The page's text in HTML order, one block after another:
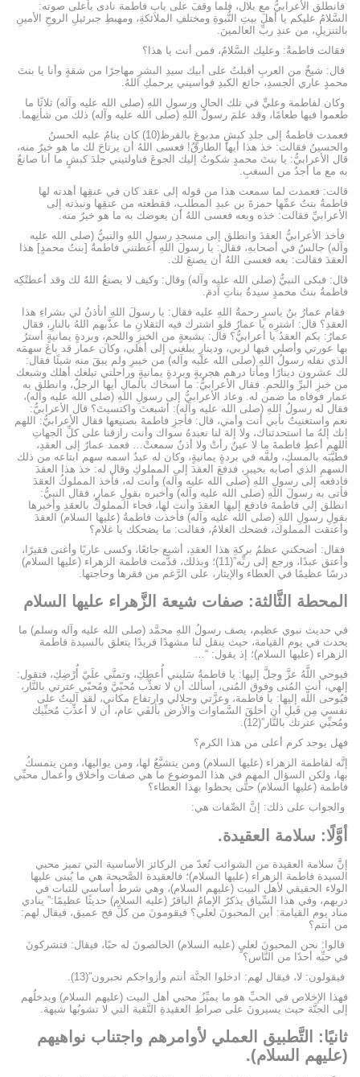
فانطلق الأعرابيُّ مع بلال، فلما وقفَ على بابِ فاطمة نادى بأعلى صوته:
السَّلامُ عليكم يا أهلَ بيتِ النُّبوةِ ومختلفِ الملائكةِ، ومهبطِ جبرئيلِ الروحِ الأمينِ
بالتنزيلِ، من عندِ ربِّ العالمينَ.
فقالت فاطمةُ: وعليك السَّلامُ، فمن أنت يا هذا؟
قال: شيخٌ من العربِ أقبلتُ على أبيك سيدِ البشرِ مهاجرًا من شقةٍ وأنا يا بنتَ
محمدٍ عاري الجسدِ، جائع الكبدِ فواسيني يرحمكِ اللهُ.
وكان لفاطمة وعليٍّ في تلك الحالِ ورسولِ اللهِ (صلى الله عليه وآله) ثلاثًا ما
طعموا فيها طعامًا، وقد علمَ رسولُ اللهِ (صلى الله عليه وآله) ذلك من شأنِهما.
فعمدت فاطمةُ إلى جلدِ كبشٍ مدبوغٍ بالقرظ(10) كان ينامُ عليه الحسنُ
والحسينُ فقالت: خذ هذا أيها الطارقُ! فعسى اللهُ أن يرتاحَ لك ما هو خيرٌ منه،
قال الأعرابيُّ: يا بنتَ محمدٍ شكوتُ إليك الجوعَ فناولتيني جلدَ كبشٍ ما أنا صانعٌ
به مع ما أجدُ من السغبِ.
قالت: فعمدت لما سمعت هذا من قوله إلى عقد كان في عنقِها أهدته لها
فاطمةُ بنتُ عمِّها حمزةَ بن عبدِ المطلبِ، فقطعته من عنقِها ونبذته إلى
الأعرابيِّ فقالت: خذه وبعه فعسى اللهُ أن يعوضك به ما هو خيرٌ منه.
فأخذ الأعرابيُّ العقدَ وانطلق إلى مسجدِ رسولِ اللهِ والنبيُّ (صلى الله عليه
وآله) جالسٌ في أصحابهِ، فقال: يا رسولَ اللهِ أعطتني فاطمةُ [بنتُ محمدٍ] هذا
العقدَ فقالت: بعه فعسى اللهُ أن يصنعَ لك.
قال: فبكى النبيُّ (صلى الله عليه وآله) وقال: وكيف لا يصنعُ اللهُ لك وقد أعطتْكِه
فاطمةُ بنتُ محمدٍ سيدةُ بناتِ آدمَ.
فقام عمارُ بنُ ياسرٍ رحمةُ اللهِ عليه فقال: يا رسولَ اللهِ أتأذنُ لي بشراءِ هذا
العقدِ؟ قال: اشترِه يا عمارُ فلو اشترك فيه الثقلانِ ما عذَّبهم اللهُ بالنارِ، فقال
عمارُ: بكم العقدُ يا أعرابيُّ؟ قال: بشبعةٍ من الخبزِ واللحمِ، وبردةٍ يمانيةٍ أسترُ
بها عورتي وأصلي فيها لربي، ودينارٍ يبلغني إلى أهلي، وكان عمار قد باعَ سهمَه
الذي نفله رسولُ اللهِ (صلى الله عليه وآله) من خيبرِ ولم يبقَ منه شيئًا فقال:
لك عشرون دينارًا ومأتا درهم هجريةٍ وبردةٍ يمانيةٍ وراحلتي تبلغك أهلك وشبعك
من خبزِ البرِّ واللحمِ. فقال الأعرابيُّ: ما أسخاك بالمالِ أيها الرجلُ، وانطلق به
عمار فوفاه ما ضمن له. وعاد الأعرابيُّ إلى رسولِ اللهِ (صلى الله عليه وآله)،
فقال له رسولُ اللهِ (صلى الله عليه وآله): أشبعتَ واكتسيتَ؟ قال الأعرابيُّ:
نعم واستغنيتُ بأبي أنت وأمي، قال: فأجزِ فاطمةَ بصنيعها فقال الأعرابيُّ: اللهم
إنك إلهُ ما استحدثناك، ولا إلهَ لنا نعبدهُ سواك وأنت رازقنا على كلِّ الجهاتِ
اللهم أعطِ فاطمةَ ما لا عينٌ رأتْ ولا أذنٌ سمعتْ… فعمد عمارٌ إلى العقدِ،
فطيَّبَه بالمسكِ، ولفَّه في بردةٍ يمانيةٍ، وكان له عبدٌ اسمه سهم ابتاعه من ذلك
السهمِ الذي أصابه بخيبرِ، فدفعَ العقدَ إلى المملوكِ وقال له: خذ هذا العقدَ
فادفعه إلى رسولِ اللهِ (صلى الله عليه وآله) وأنت له، فأخذ المملوكُ العقدَ
فأتى به رسولَ اللهِ (صلى الله عليه وآله) وأخبره بقولِ عمارٍ، فقال النبيُّ:
انطلق إلى فاطمةَ فادفع إليها العقدَ وأنت لها، فجاء المملوكُ بالعقدِ وأخبرها
بقولِ رسولِ اللهِ (صلى الله عليه وآله) فأخذت فاطمةُ (عليها السلام) العقدَ
وأعتقت المملوكَ، فضحك الغلامُ، فقالت: ما يضحكك يا غلام؟
فقال: أضحكني عظمُ بركةِ هذا العقدِ، أشبع جائعًا، وكسى عاريًا وأغنى فقيرًا،
وأعتق عبدًا، ورجع إلى ربِّه”(11)؛ وبذلك، قدَّمت فاطمة الزهراء (عليها السلام)
درسًا عظيمًا في العطاء والإيثار، على الرَّغم من فقرها وحاجتها.
المحطة الثَّالثة: صفات شيعة الزَّهراء عليها السلام
في حديث نبوي عظيم، يصف رسولُ اللهِ محمَّد (صلى الله عليه وآله وسلم) ما
يحدث في يوم القيامة، حيث ينقل لنا مشهدًا فريدًا يتعلق بالسيدة فاطمة
الزهراء (عليها السلام)؛ إذ يقول: “…
فيوحي اللَّهُ عزَّ وجلَّ إليها: يا فاطمةُ سَليني أُعطِكِ، وتمنَّي علَيّ أُرْضِكِ، فتقول:
إلهي، أنت المُنى وفوق المُنى، أسألك أن لا تعذِّب مُحبّيَّ ومُحبّي عترتي بالنَّار،
فيُوحى اللَّه إليها: يا فاطمة، وعزَّتي وجلالي وارتفاع مكاني، لقد آليتُ على
نفسي مِن قَبلِ أن أخلقَ السَّماوات والأرض بألفَي عام، أن لا أُعذِّبَ مُحبِّيك
ومُحبِّي عترتك بالنَّار”(12).
فهل يوجد كرم أعلى من هذا الكرم؟
إنَّه لفاطمة الزهراء (عليها السلام) ومن يتشيَّعُ لها، ومن يواليها، ومن يتمسكُ
بها، ولكن السؤال المهم في هذا الموضوع ما هي صفات وأخلاق وأعمال محبِّي
فاطمة (عليها السلام) حتَّى يحظوا بهذا العطاء؟
والجواب على ذلك: إنَّ الصِّفات هي:
أوَّلًا: سلامة العقيدة.
إنَّ سلامة العقيدة من الشوائب تُعدّ من الركائز الأساسية التي تميز محبي
السيدة فاطمة الزهراء (عليها السلام)؛ فالعقيدة الصَّحيحة هي ما يُبنى عليها
الولاء الحقيقي لأهل البيت (عليهم السلام)، وهي شرط أساسي للثبات في
دربهم، وفي هذا السِّياق يذكرُ الإمامُ الباقرُ (عليه السلام) حديثًا عظيمًا:” ينادي
مناد يوم القيامة: أين المحبونَ لعلي؟ فيقومونَ من كلِّ فج عميق، فيقال لهم:
من أنتم؟
قالوا: نحن المحبونَ لعليٍ (عليه السلام) الخالصونَ له حبًا، فيقال: فتشركونَ
في حبِّه أحدًا من النَّاس؟
فيقولون: لا، فيقال لهم: ادخلوا الجنَّة أنتم وأزواجكم تحبرون”(13).
فهذا الإخلاص في الحبِّ هو ما يميِّزُ محبي أهل البيت (عليهم السلام) ويدخلُهم
إلى الجنَّة حيث يسيرونَ على صراطِ العقيدةِ النَّقية التي لا تشوبُها شبهة.
ثانيًا: التَّطبيق العملي لأوامرهم واجتناب نواهيهم
(عليهم السلام).